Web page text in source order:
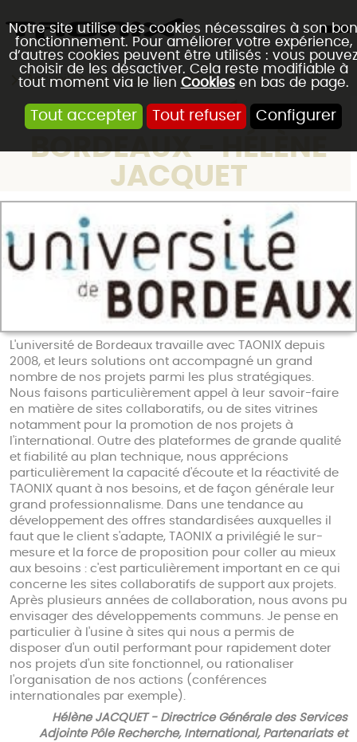
Notre site utilise des cookies nécessaires à son bon
fonctionnement. Pour améliorer votre expérience,
d’autres cookies peuvent être utilisés : vous
choisir de les désactiver. Cela reste modifiable à
tout moment via le lien Cookiesen bas de page.
Tout accepter Tout refuser Configurer
Accueil Témoignages client
UNIVERSITÉ DE
BORDEAUX - HÉLÈNE
JACQUET
L'université de Bordeaux travaille avec TAONIX depuis
2008, et leurs solutions ont accompagné un grand
nombre de nos projets parmi les plus stratégiques.
Nous faisons particulièrement appel à leur savoir-faire
en matière de sites collaboratifs, ou de sites vitrines
notamment pour la promotion de nos projets à
l'international. Outre des plateformes de grande qualité
et fiabilité au plan technique, nous apprécions
particulièrement la capacité d'écoute et la réactivité de
TAONIX quant à nos besoins, et de façon générale leur
grand professionnalisme. Dans une tendance au
développement des offres standardisées auxquelles il
faut que le client s'adapte, TAONIX a privilégié le sur-
mesure et la force de proposition pour coller au mieux
aux besoins : c'est particulièrement important en ce qui
concerne les sites collaboratifs de support aux projets.
Après plusieurs années de collaboration, nous avons pu
envisager des développements communs. Je pense en
particulier à l'usine à sites qui nous a permis de
disposer d'un outil performant pour rapidement doter
nos projets d'un site fonctionnel, ou rationaliser
l'organisation de nos actions (conférences
internationales par exemple).
Hélène JACQUET - Directrice Générale des Services
Adjointe Pôle Recherche, International, Partenariats et